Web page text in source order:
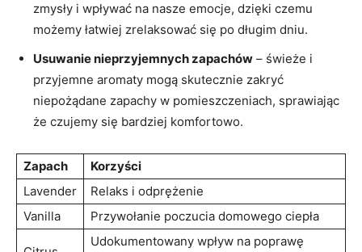
zmysły i wpływać na nasze emocje, dzięki czemu
możemy łatwiej ‌zrelaksować się po długim dniu.
Usuwanie nieprzyjemnych zapachów – świeże i
przyjemne aromaty⁢ mogą‌ skutecznie zakryć
‍niepożądane zapachy w pomieszczeniach, ‌sprawiając
że czujemy się bardziej komfortowo.
Zapach
Korzyści
Lavender
Relaks i odprężenie
Vanilla
Przywołanie ⁣poczucia domowego ciepła
Udokumentowany ‌wpływ na poprawę